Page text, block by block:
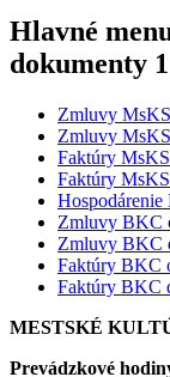
Hlavné
dokumenty 1
Zmluvy
Zmluvy
Faktúry
Faktúry
Hospodárenie
Zmluvy BKC
Zmluvy BKC
Faktúry BKC
Faktúry BKC
MESTSKÉ
Prevádzkové